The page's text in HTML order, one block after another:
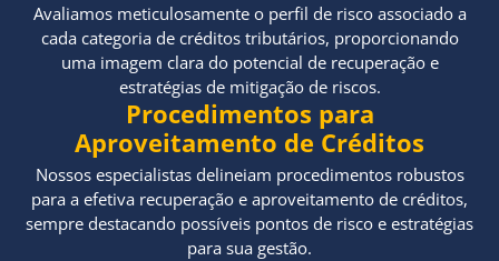
Avaliamos meticulosamente o perfil de risco associado a
cada categoria de créditos tributários, proporcionando
uma imagem clara do potencial de recuperação e
estratégias de mitigação de riscos.
Procedimentos para
Aproveitamento de Créditos
Nossos especialistas delineiam procedimentos robustos
para a efetiva recuperação e aproveitamento de créditos,
sempre destacando possíveis pontos de risco e estratégias
para sua gestão.